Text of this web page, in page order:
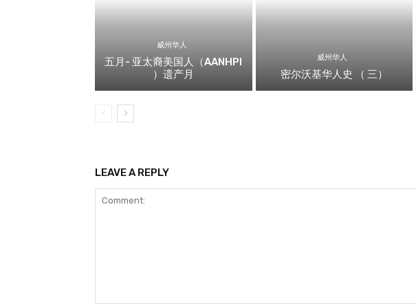
威州华人
五月- 亚太裔美国人（AANHPI
）遗产月
威州华人
密尔沃基华人史 （ 三）
LEAVE A REPLY